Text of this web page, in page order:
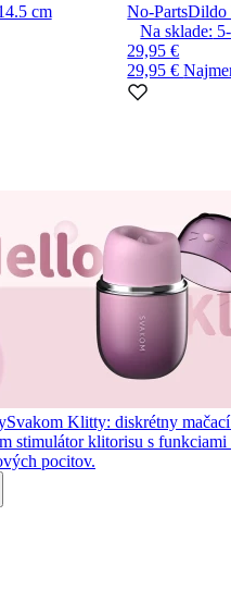
cm
No-PartsDildo
Na sklade:
29,95 €
29,95 €
Svakom Klitty: diskrétny
stimulátor klitorisu s
pocitov.